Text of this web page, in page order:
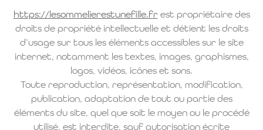
https://lesommelierestunefille.frest propriétaire des
droits de propriété intellectuelle et détient les droits
d’usage sur tous les éléments accessibles sur le site
internet, notamment les textes, images, graphismes,
logos, vidéos, icônes et sons.
Toute reproduction, représentation, modification,
publication, adaptation de tout ou partie des
éléments du site, quel que soit le moyen ou le procédé
utilisé, est interdite, sauf autorisation écrite